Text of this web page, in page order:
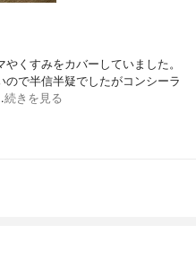
くすみをカバーしていました。
で半信半疑でしたがコンシーラ
続きを見る